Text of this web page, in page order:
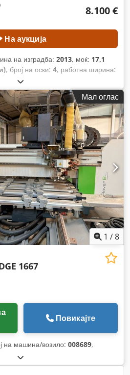
8.100 €
На аукција
на изградба: 2013, моќ: 17,1
, број на оски: 4, работна ширина:
на вретеното за глодање:
должина:2.500 мм,
Мал оглас
1 /8
1667
Повикајте
на машина/возило: 008689,